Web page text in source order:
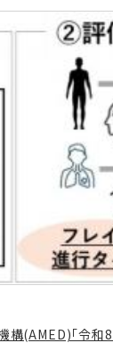
構(AMED)「令